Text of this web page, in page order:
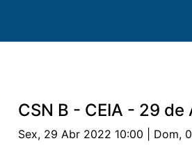
CSN B - CEIA - 29 de
Sex, 29 Abr 2022 10:00 | Dom,